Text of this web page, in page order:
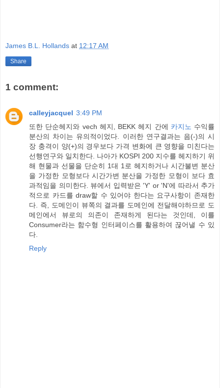
James B.L. Hollands at 12:17 AM
Share
1 comment:
calleyjacquel 3:49 PM
또한 단순헤지와 vech 헤지, BEKK 헤지 간에 카지노 수익률
분산의 차이는 유의적이었다. 이러한 연구결과는 음(-)의 시
장 충격이 양(+)의 경우보다 가격 변화에 큰 영향을 미친다는
선행연구와 일치한다. 나아가 KOSPI 200 지수를 헤지하기 위
해 현물과 선물을 단순히 1대 1로 헤지하거나 시간불변 분산
을 가정한 모형보다 시간가변 분산을 가정한 모형이 보다 효
과적임을 의미한다. 뷰에서 입력받은 'Y' or 'N'에 따라서 추가
적으로 카드를 draw할 수 있어야 한다는 요구사항이 존재한
다. 즉, 도메인이 뷰쪽의 결과를 도메인에 전달해야하므로 도
메인에서 뷰로의 의존이 존재하게 된다는 것인데, 이를
Consumer라는 함수형 인터페이스를 활용하여 끊어낼 수 있
다.
Reply